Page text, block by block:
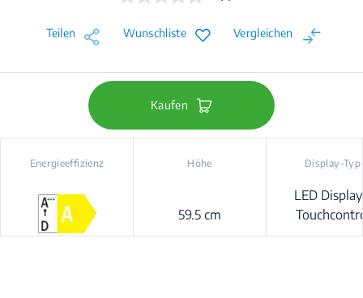
Link
auf
Teilen Wunschliste Vergleichen
Kaufen
Energieeffizienz Höhe
59.5 cm
Display-Typ
LED
Prologue/